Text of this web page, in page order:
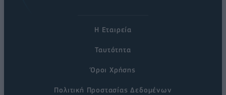
Η Εταιρεία
Ταυτότητα
Όροι Χρήσης
Πολιτική Προστασίας Δεδομένων